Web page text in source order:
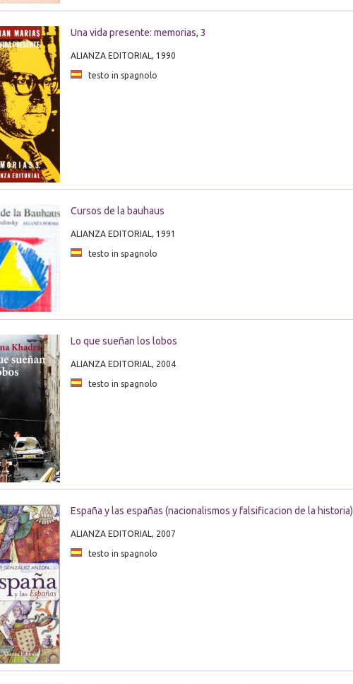
Una vida presente: memorias, 3
ALIANZA EDITORIAL, 1990
testo in spagnolo
Cursos de la bauhaus
ALIANZA EDITORIAL, 1991
testo in spagnolo
Lo que sueñan los lobos
ALIANZA EDITORIAL, 2004
testo in spagnolo
España y las españas (nacionalismos y falsificacion de la historia)
ALIANZA EDITORIAL, 2007
testo in spagnolo